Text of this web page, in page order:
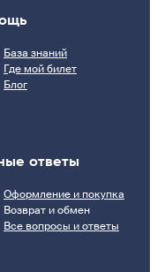
База знаний
Где мой билет
Блог
ответы
Оформление и покупка
Возврат и обмен
Все вопросы и ответы